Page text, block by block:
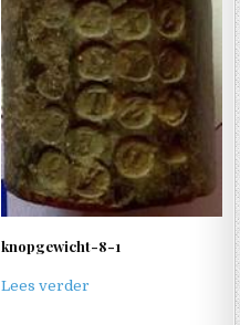
knopgewicht-8-1
Lees verder